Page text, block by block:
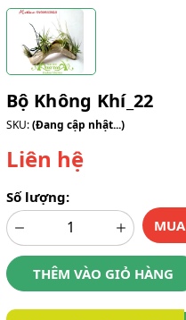
Bộ Không Khí_22
SKU:(Đang cập nhật...)
Liên hệ
Số lượng:
THÊM VÀO GIỎ HÀNG